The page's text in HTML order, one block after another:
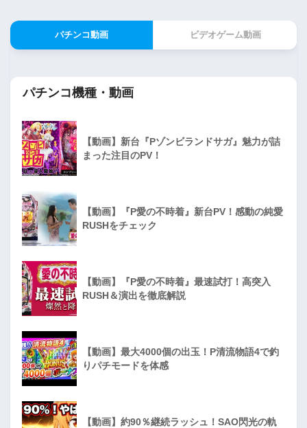
パチンコ動画 ビデオゲーム動画
パチンコ機種・動画
【動画】新台『Pゾンビランドサガ』魅力が詰
まった注目のPV！
【動画】『P愛の不時着』新台PV！感動の純愛
RUSHをチェック
【動画】『P愛の不時着』最速試打！高突入
RUSH＆演出を徹底解説
【動画】最大4000個の出玉！P清流物語4で釣
りパチモードを体感
【動画】約90％継続ラッシュ！SAO閃光の軌